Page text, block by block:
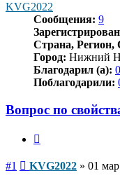
KVG2022
Сообщения: 9
Страна, Регион,
Город: Нижний
Благодарил (а): 0
Поблагодарили:
Вопрос по
#1 Сообщение
KVG2022 » 01